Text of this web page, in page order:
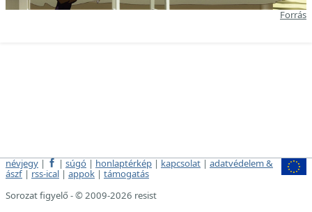
Forrás
névjegy | | súgó | honlaptérkép | kapcsolat | adatvédelem &
ászf | rss-ical | appok | támogatás
Sorozat figyelő - © 2009-2026 resist